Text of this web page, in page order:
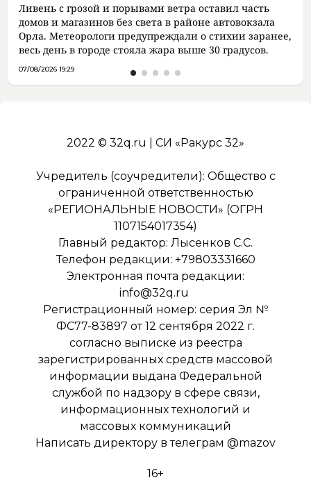
Ливень с грозой и порывами ветра оставил часть
домов и магазинов без света в районе автовокзала
Орла. Метеорологи предупреждали о стихии заранее,
весь день в городе стояла жара выше 30 градусов.
07/08/2026 19:29
2022 © 32q.ru | СИ «Ракурс 32»
Учредитель (соучредители): Общество с
ограниченной ответственностью
«РЕГИОНАЛЬНЫЕ НОВОСТИ» (ОГРН
1107154017354)
Главный редактор: Лысенков С.С.
Телефон редакции: +79803331660
Электронная почта редакции:
info@32q.ru
Регистрационный номер: серия Эл №
ФС77-83897 от 12 сентября 2022 г.
согласно выписке из реестра
зарегистрированных средств массовой
информации выдана Федеральной
службой по надзору в сфере связи,
информационных технологий и
массовых коммуникаций
Написать директору в телеграм @mazov
16+